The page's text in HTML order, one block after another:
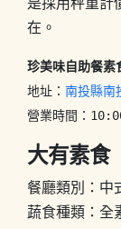
在。
珍美味自助餐素
地址： 南投縣南
營業時間：
大有素食
餐廳類別：中
蔬食種類：全